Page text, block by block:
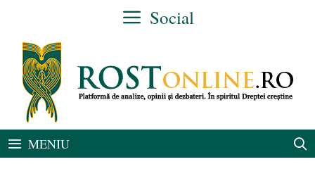
conținut
Social
MENIU